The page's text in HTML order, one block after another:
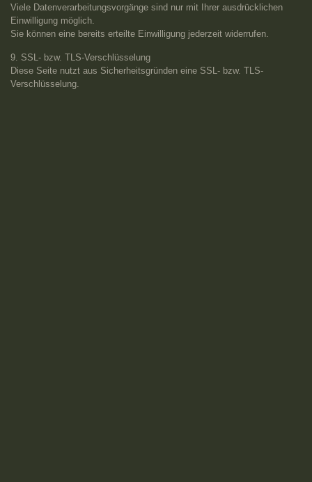
Viele Datenverarbeitungsvorgänge sind nur mit Ihrer ausdrücklichen
Einwilligung möglich.
Sie können eine bereits erteilte Einwilligung jederzeit widerrufen.
9. SSL- bzw. TLS-Verschlüsselung
Diese Seite nutzt aus Sicherheitsgründen eine SSL- bzw. TLS-
Verschlüsselung.